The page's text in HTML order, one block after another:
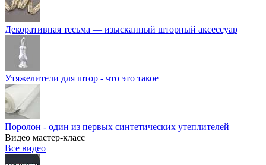
Декоративная тесьма — изысканный шторный аксессуар
Утяжелители для штор - что это такое
Поролон - один из первых синтетических утеплителей
Видео мастер-класс
Все видео